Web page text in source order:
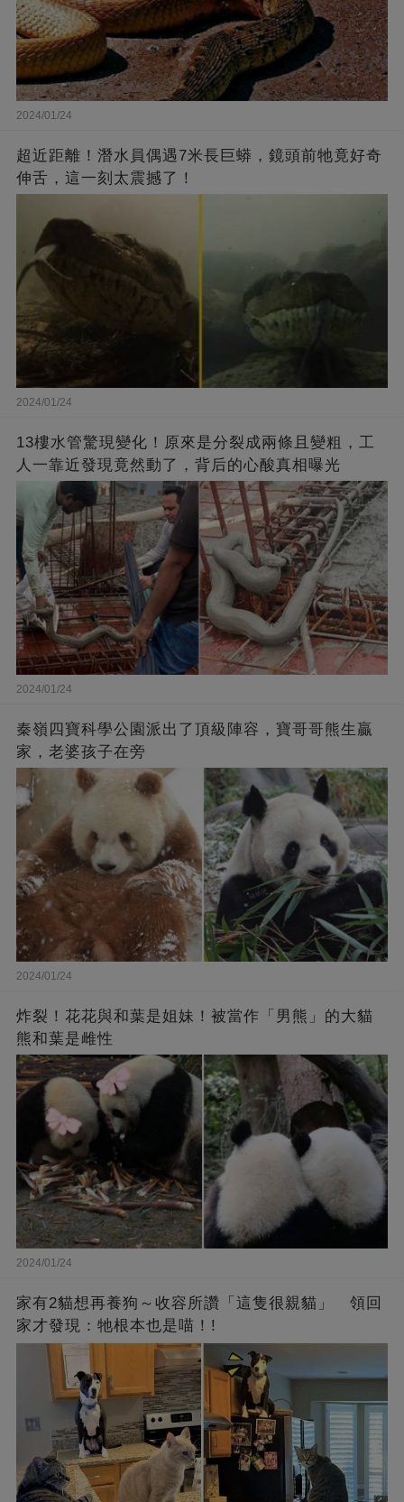
2024/01/24
超近距離！潛水員偶遇7米長巨蟒，鏡頭前牠竟好奇
伸舌，這一刻太震撼了！
2024/01/24
13樓水管驚現變化！原來是分裂成兩條且變粗，工
人一靠近發現竟然動了，背后的心酸真相曝光
2024/01/24
秦嶺四寶科學公園派出了頂級陣容，寶哥哥熊生贏
家，老婆孩子在旁
2024/01/24
炸裂！花花與和葉是姐妹！被當作「男熊」的大貓
熊和葉是雌性
2024/01/24
家有2貓想再養狗～收容所讚「這隻很親貓」 領回
家才發現：牠根本也是喵！!